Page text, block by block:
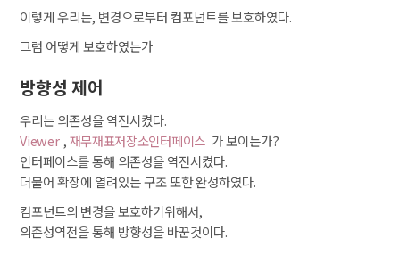
이렇게 우리는, 변경으로부터 컴포넌트를 보호하였다.
그럼 어떻게 보호하였는가
방향성 제어
우리는 의존성을 역전시켰다.
Viewer ,재무재표저장소인터페이스 가 보이는가?
인터페이스를 통해 의존성을 역전시켰다.
더불어 확장에 열려있는 구조 또한 완성하였다.
컴포넌트의 변경을 보호하기위해서,
의존성역전을 통해 방향성을 바꾼것이다.